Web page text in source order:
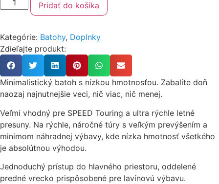
Pridať do košíka
Kategórie: Batohy, Doplnky
Zdieľajte produkt:
Minimalistický batoh s nízkou hmotnosťou. Zabalíte doň
naozaj najnutnejšie veci, nič viac, nič menej.
Veľmi vhodný pre SPEED Touring a ultra rýchle letné
presuny. Na rýchle, náročné túry s veľkým prevýšením a
minimom náhradnej výbavy, kde nízka hmotnosť všetkého
je absolútnou výhodou.
Jednoduchý prístup do hlavného priestoru, oddelené
predné vrecko prispôsobené pre lavínovú výbavu.